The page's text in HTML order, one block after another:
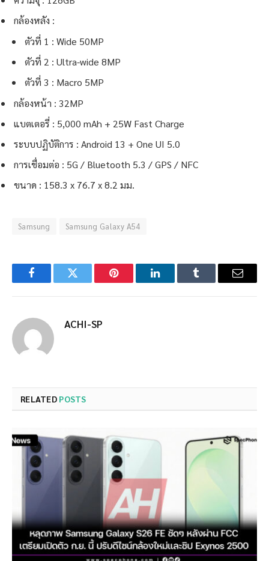
กล้องหลัง :
ตัวที่ 1 : Wide 50MP
ตัวที่ 2 : Ultra-wide 8MP
ตัวที่ 3 : Macro 5MP
กล้องหน้า : 32MP
แบตเตอรี่ : 5,000 mAh + 25W Fast Charge
ระบบปฏิบัติการ : Android 13 + One UI 5.0
การเชื่อมต่อ : 5G / Bluetooth 5.3 / GPS / NFC
ขนาด : 158.3 x 76.7 x 8.2 มม.
Samsung Samsung Galaxy A54
FacebookTwitter Pinterest LinkedInTumblr Email
ACHI-SP
RELATED POSTS